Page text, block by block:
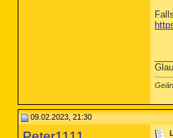
09.02.2023, 21:30